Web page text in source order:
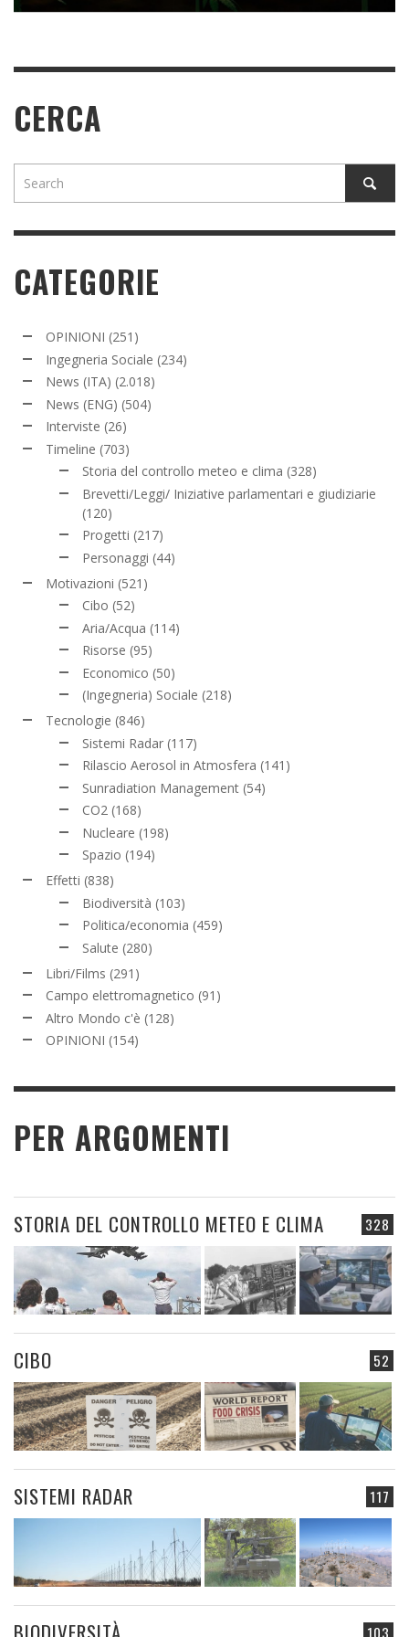
CERCA
CATEGORIE
OPINIONI (251)
Ingegneria Sociale (234)
News (ITA) (2.018)
News (ENG) (504)
Interviste (26)
Timeline (703)
Storia del controllo meteo e clima (328)
Brevetti/Leggi/ Iniziative parlamentari e giudiziarie
(120)
Progetti (217)
Personaggi (44)
Motivazioni (521)
Cibo (52)
Aria/Acqua (114)
Risorse (95)
Economico (50)
(Ingegneria) Sociale (218)
Tecnologie (846)
Sistemi Radar (117)
Rilascio Aerosol in Atmosfera (141)
Sunradiation Management (54)
CO2 (168)
Nucleare (198)
Spazio (194)
Effetti (838)
Biodiversità (103)
Politica/economia (459)
Salute (280)
Libri/Films (291)
Campo elettromagnetico (91)
Altro Mondo c'è (128)
OPINIONI (154)
PER ARGOMENTI
328
STORIA DEL CONTROLLO METEO E CLIMA
52
CIBO
117
SISTEMI RADAR
103